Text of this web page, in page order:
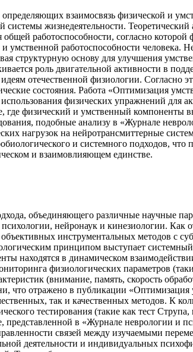
взаимосвязь физической и
жизнедеятельности. Теоретический
работоспособности, согласно которой
умственной работоспособности человека.
структурную основу для улучшения
роль двигательной активности в
отечественной физиологии. Согласно
состояния. Работа «Оптимизация
физических упражнений для
где физический и умственный компоненты
подобные анализу в «Журнале
нагрузок на нейротрансмиттерные
и системного подходов, что
и взаимовлияющем единстве.
объединяющего различные научные
нейронаук и кинезиологии. Как
инструментальных методов с
принципом выступает
находятся в динамическом
физиологических параметров
(внимание, память, скорость
что отражено в публикации «Оптимизация
так и качественных методов. К
тестирования (такие как тест
представленной в «Журнале неврологии и
связей между изучаемыми
деятельности и индивидуальных